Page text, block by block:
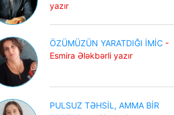
yazır
ÖZÜMÜZÜN YARATDIĞI İMİC -
Esmira Ələkbərli yazır
PULSUZ TƏHSİL, AMMA BİR